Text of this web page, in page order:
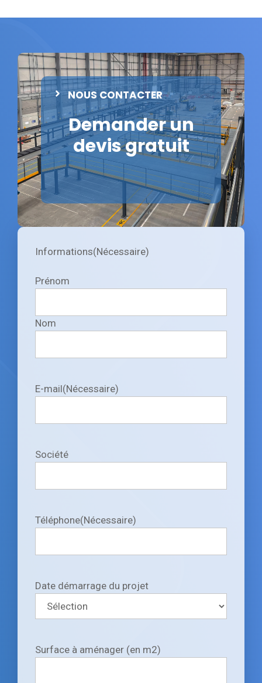
NOUS CONTACTER
Demander un
devis gratuit
Informations(Nécessaire)
Prénom
Nom
E-mail(Nécessaire)
Société
Téléphone(Nécessaire)
Date démarrage du projet
Surface à aménager (en m2)